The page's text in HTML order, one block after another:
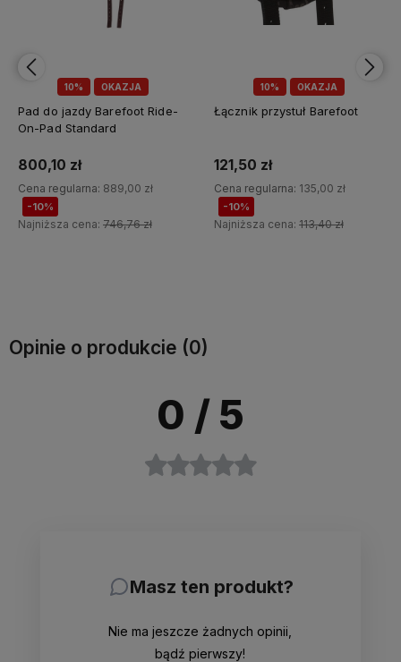
10% OKAZJA
Łącznik przystuł Barefoot
121,50 zł
Cena regularna: 135,00 zł
-10%
Najniższa cena: 113,40 zł
10% OKAZJA
Pad do jazdy Barefoot 'Ride-
539,10 zł
Cena regularna: 599,00 zł
-10%
Najniższa cena: 503,16 zł
Opinie o produkcie (0)
0 / 5
Masz ten produkt?
Nie ma jeszcze żadnych opinii,
bądź pierwszy!